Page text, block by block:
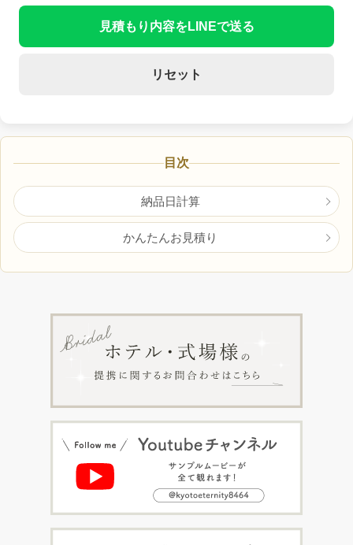
見積もり内容をLINEで送る
リセット
目次
納品日計算
かんたんお見積り